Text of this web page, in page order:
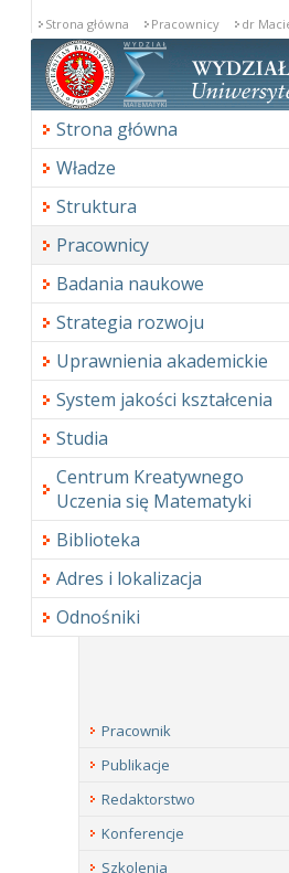
Strona główna Pracownicy dr
Strona główna
Władze
Struktura
Pracownicy
Badania naukowe
Strategia rozwoju
Uprawnienia akademickie
System jakości kształcenia
Studia
Centrum Kreatywnego
Uczenia się Matematyki
Biblioteka
Adres i lokalizacja
Odnośniki
Pracownik
Publikacje
Redaktorstwo
Konferencje
Szkolenia